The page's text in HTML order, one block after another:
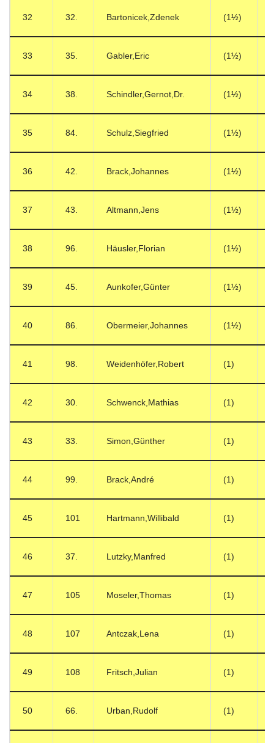
32 32. Bartonicek,Zdenek (1½)
33 35. Gabler,Eric (1½)
34 38. Schindler,Gernot,Dr. (1½)
35 84. Schulz,Siegfried (1½)
36 42. Brack,Johannes (1½)
37 43. Altmann,Jens (1½)
38 96. Häusler,Florian (1½)
39 45. Aunkofer,Günter (1½)
40 86. Obermeier,Johannes (1½)
41 98. Weidenhöfer,Robert (1)
42 30. Schwenck,Mathias (1)
43 33. Simon,Günther (1)
44 99. Brack,André (1)
45 101 Hartmann,Willibald (1)
46 37. Lutzky,Manfred (1)
47 105 Moseler,Thomas (1)
48 107 Antczak,Lena (1)
49 108 Fritsch,Julian (1)
50 66. Urban,Rudolf (1)